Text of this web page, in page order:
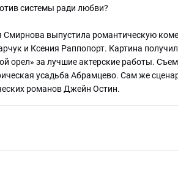
системы ради любви?
Смирнова выпустила романтическую
и Ксения Раппопорт. Картина
орел» за лучшие актерские работы.
усадьба Абрамцево. Сам же
романов Джейн Остин.